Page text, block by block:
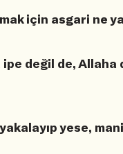
için asgari ne
ipe değil de,
yese, mani